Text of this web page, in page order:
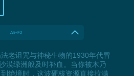
Alt+F2
老诅咒与神秘生物的1930年代冒
漠绿洲般及时补血。当你被木乃
绝境时，这波硬核资源直接拉满